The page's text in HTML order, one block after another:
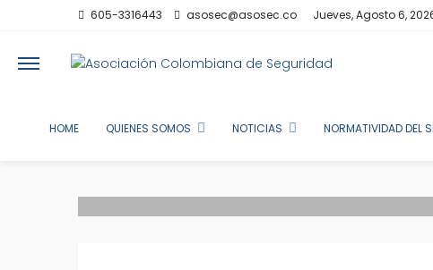
605-3316443 asosec@asosec.co Jueves, Agosto 6,
HOME QUIENES SOMOS NOTICIAS NORMATIVIDAD DEL